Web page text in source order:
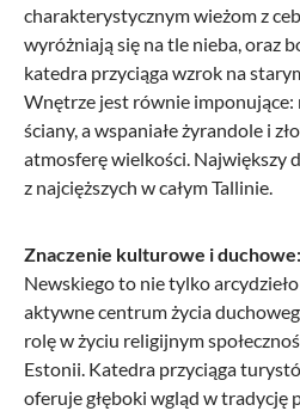
charakterystycznym wieżom z
wyróżniają się na tle nieba, oraz
katedra przyciąga wzrok na
Wnętrze jest równie
ściany, a wspaniałe żyrandole i
atmosferę wielkości. Największy
z najcięższych w całym Tallinie.
Znaczenie kulturowe i duchowe:
Newskiego to nie tylko
aktywne centrum życia
rolę w życiu religijnym
Estonii. Katedra przyciąga
oferuje głęboki wgląd w tradycję